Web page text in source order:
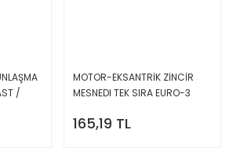
/
MOTOR-EKSANTRİK ZİNCİR
MESNEDI TEK SIRA EURO-3
165,19 TL